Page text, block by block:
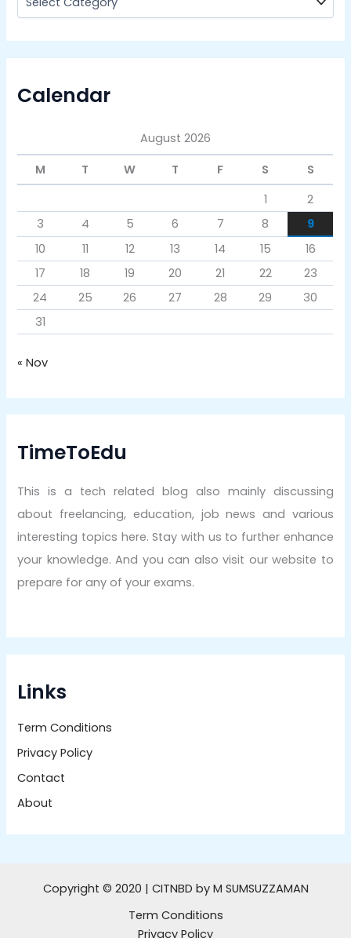
Calendar
August 2026
M
T W T F S
S
1
2
3
4 5 6 7 8
9
10
11 12 13 14 15
16
17
18 19 20 21 22
23
24
25 26 27 28 29
30
31
« Nov
TimeToEdu
This is a tech related blog also mainly discussing
about freelancing, education, job news and various
interesting topics here. Stay with us to further enhance
your knowledge. And you can also visit our website to
prepare for any of your exams.
Links
Term Conditions
Privacy Policy
Contact
About
Copyright © 2020 | CITNBD by M SUMSUZZAMAN
Term Conditions
Privacy Policy